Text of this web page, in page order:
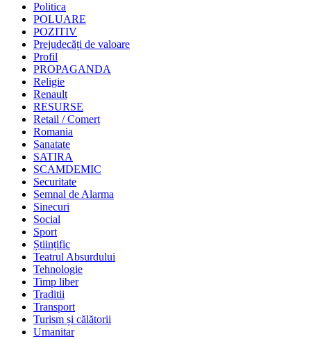
Politica
POLUARE
POZITIV
Prejudecăți de valoare
Profil
PROPAGANDA
Religie
Renault
RESURSE
Retail / Comert
Romania
Sanatate
SATIRA
SCAMDEMIC
Securitate
Semnal de Alarma
Sinecuri
Social
Sport
Științific
Teatrul Absurdului
Tehnologie
Timp liber
Traditii
Transport
Turism și călătorii
Umanitar